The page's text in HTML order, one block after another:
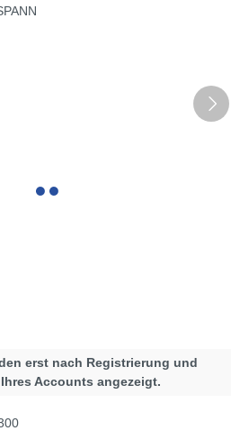
erst nach Registrierung und
Accounts angezeigt.